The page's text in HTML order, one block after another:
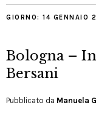
GIORNO: 14 GENNAIO
Bologna –
Bersani
Pubblicato da Manuela